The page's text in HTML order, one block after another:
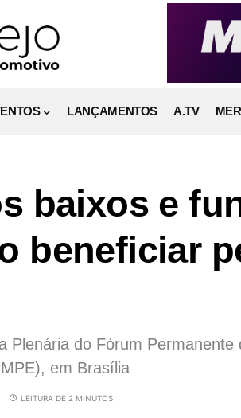
LANÇAMENTOS A.TV
baixos e
beneficiar
Plenária do Fórum Permanente
em Brasília
LEITURA DE 2 MINUTOS